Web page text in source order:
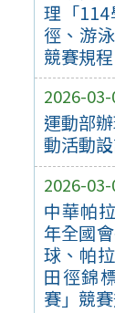
理「114
徑、游
競賽規程
2026-03-
運動部
動活動設
2026-03-
中華帕
年全國
球、帕
田徑錦
賽」競